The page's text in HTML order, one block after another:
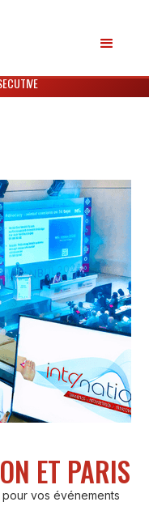
ET PARIS
vos événements